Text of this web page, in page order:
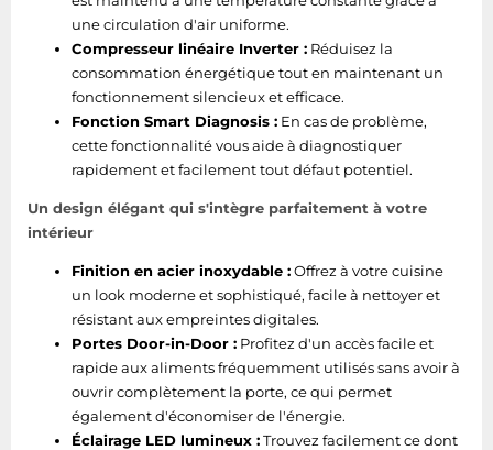
une circulation d'air uniforme.
Compresseur linéaire Inverter : Réduisez la
consommation énergétique tout en maintenant un
fonctionnement silencieux et efficace.
Fonction Smart Diagnosis : En cas de problème,
cette fonctionnalité vous aide à diagnostiquer
rapidement et facilement tout défaut potentiel.
Un design élégant qui s'intègre parfaitement à votre
intérieur
Finition en acier inoxydable :Offrez à votre cuisine
un look moderne et sophistiqué, facile à nettoyer et
résistant aux empreintes digitales.
Portes Door-in-Door : Profitez d'un accès facile et
rapide aux aliments fréquemment utilisés sans avoir à
ouvrir complètement la porte, ce qui permet
également d'économiser de l'énergie.
Éclairage LED lumineux :Trouvez facilement ce dont